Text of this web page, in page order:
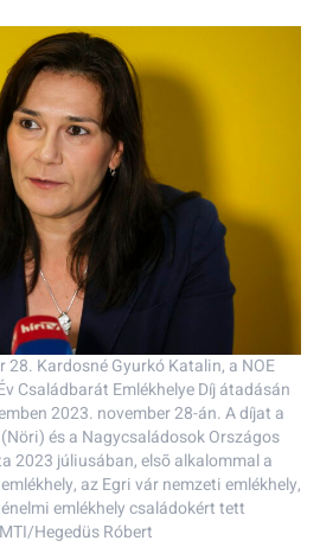
28. Kardosné Gyurkó Katalin, a NOE
Családbarát Emlékhelye Díj átadásán
2023. november 28-án. A díjat a
és a Nagycsaládosok Országos
2023 júliusában, elsõ alkalommal a
az Egri vár nemzeti emlékhely,
emlékhely családokért tett
Hegedüs Róbert